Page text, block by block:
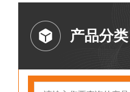
产品分类